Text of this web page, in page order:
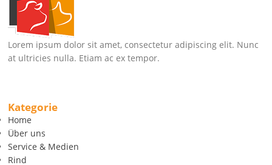
Lorem ipsum dolor sit amet, consectetur adipiscing elit. Nunc
at ultricies nulla. Etiam ac ex tempor.
Kategorie
Home
Über uns
Service & Medien
Rind